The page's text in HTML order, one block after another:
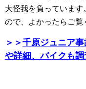
大怪我を負っています
ので、よかったらご覧
＞＞千原ジュニア
や詳細、バイクも調